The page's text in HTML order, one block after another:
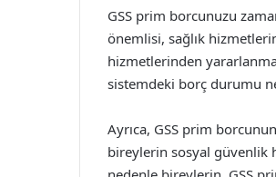
GSS prim borcunuzu
önemlisi, sağlık
hizmetlerinden
sistemdeki borç durumu
Ayrıca, GSS prim
bireylerin sosyal güvenlik